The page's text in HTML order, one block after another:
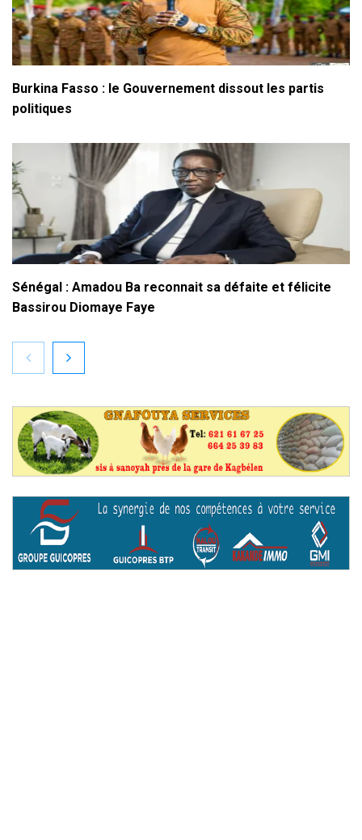
Burkina Fasso : le Gouvernement dissout les partis
politiques
Sénégal : Amadou Ba reconnait sa défaite et félicite
Bassirou Diomaye Faye